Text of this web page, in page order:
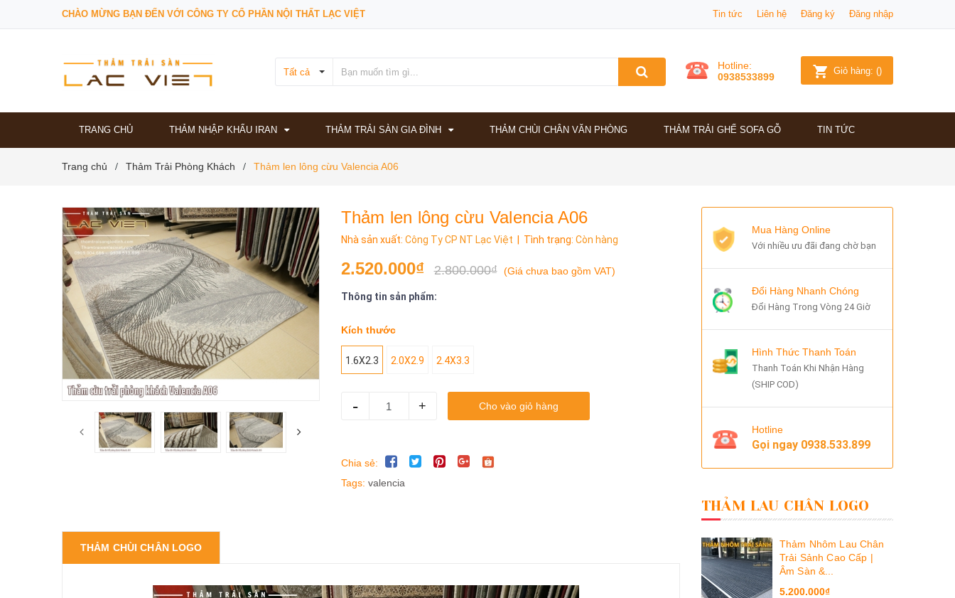
CHÀO MỪNG BẠN ĐẾN VỚI CÔNG TY CỔ PHẦN NỘI THẤT LẠC VIỆT Tin tức Liên hệ Đăng ký Đăng nhập
Tất cả
Hotline:
0938533899
Giỏ hàng: ()
TRANG CHỦ THẢM NHẬP KHẨU IRAN THẢM TRẢI SÀN GIA ĐÌNH THẢM CHÙI CHÂN VĂN PHÒNG THẢM TRẢI GHẾ SOFA GỖ TIN TỨC
Trang chủ / Thảm Trải Phòng Khách / Thảm len lông cừu Valencia A06
Thảm len lông cừu Valencia A06
Nhà sản xuất: Công Ty CP NT Lạc Việt | Tình trạng: Còn hàng
2.520.000₫ 2.800.000₫ (Giá chưa bao gồm VAT)
Thông tin sản phẩm:
Kích thước
1.6X2.3 2.0X2.9 2.4X3.3
- + Cho vào giỏ hàng
Chia sẻ:
Tags: valencia
THẢM CHÙI CHÂN LOGO
Mua Hàng Online
Với nhiều ưu đãi đang chờ bạn
Đổi Hàng Nhanh Chóng
Đổi Hàng Trong Vòng 24 Giờ
Hình Thức Thanh Toán
Thanh Toán Khi Nhận Hàng
(SHIP COD)
Hotline
Gọi ngay 0938.533.899
THẢM LAU CHÂN LOGO
Thảm Nhôm Lau Chân
Trải Sảnh Cao Cấp |
Âm Sàn &...
5.200.000₫